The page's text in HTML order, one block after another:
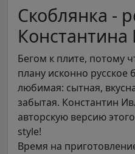
Скоблянка -
Бегом к плите, потому
плану исконно русское
любимая: сытная,
забытая. Константин
авторскую версию
style!
Время на